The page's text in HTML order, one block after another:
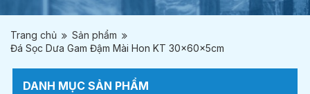
Trang chủ
Sản phẩm
Đá Sọc Dưa Gam Đậm Mài Hon KT 30x60x5cm
DANH MỤC SẢN PHẨM